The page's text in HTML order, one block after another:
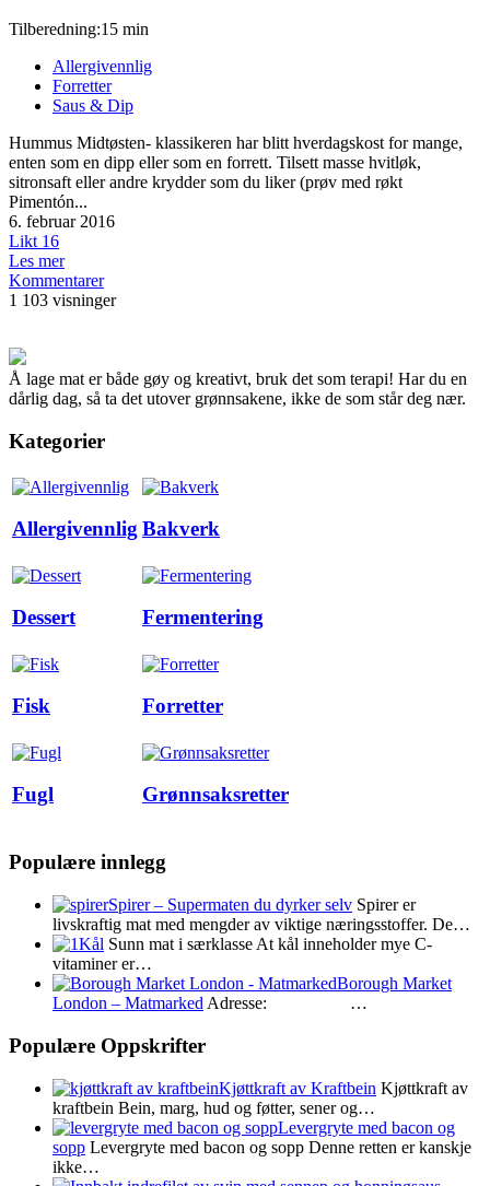
Tilberedning:15 min
Allergivennlig
Forretter
Saus & Dip
Hummus Midtøsten- klassikeren har blitt hverdagskost for mange,
enten som en dipp eller som en forrett. Tilsett masse hvitløk,
sitronsaft eller andre krydder som du liker (prøv med røkt
Pimentón...
6. februar 2016
Likt 16
Les mer
Kommentarer
1 103 visninger
Å lage mat er både gøy og kreativt, bruk det som terapi! Har du en
dårlig dag, så ta det utover grønnsakene, ikke de som står deg nær.
Kategorier
AllergivennligBakverk
Dessert Fermentering
Fisk Forretter
Fugl Grønnsaksretter
Populære innlegg
Spirer – Supermaten du dyrker selv Spirer er
livskraftig mat med mengder av viktige næringsstoffer. De…
Kål Sunn mat i særklasse At kål inneholder mye C-
vitaminer er…
Borough Market
London – Matmarked Adresse: …
Populære Oppskrifter
Kjøttkraft av Kraftbein Kjøttkraft av
kraftbein Bein, marg, hud og føtter, sener og…
Levergryte med bacon og
sopp Levergryte med bacon og sopp Denne retten er kanskje
ikke…